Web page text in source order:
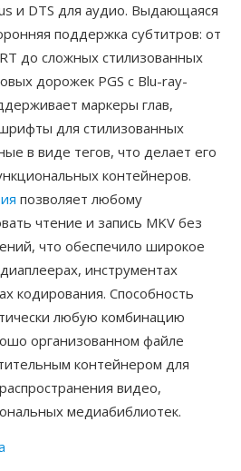
и DTS для аудио. Выдающаяся
поддержка субтитров: от
до сложных стилизованных
дорожек PGS с Blu-ray-
маркеры глав,
для стилизованных
в виде тегов, что делает его
контейнеров.
позволяет любому
чтение и запись MKV без
что обеспечило широкое
инструментах
кодирования. Способность
любую комбинацию
организованном файле
контейнером для
видео,
медиабиблиотек.